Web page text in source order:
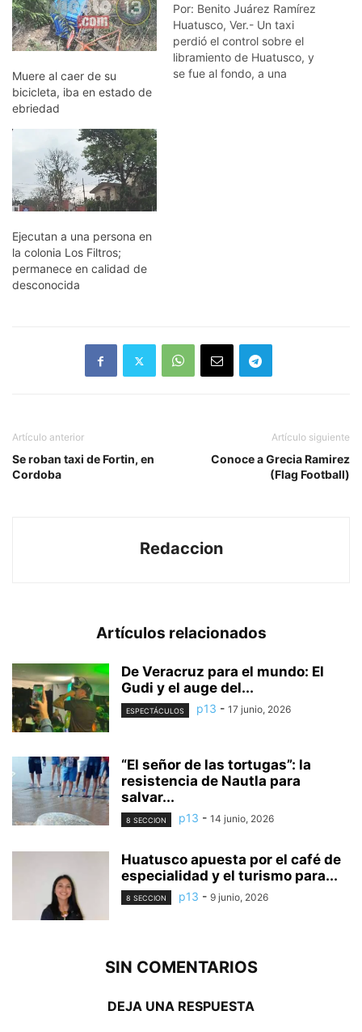
Muere al caer de su
bicicleta, iba en estado de
ebriedad
Por: Benito Juárez Ramírez
Huatusco, Ver.- Un taxi
perdió el control sobre el
libramiento de Huatusco, y
se fue al fondo, a una
Ejecutan a una persona en
la colonia Los Filtros;
permanece en calidad de
desconocida
Artículo anterior
Se roban taxi de Fortin, en
Cordoba
Artículo siguiente
Conoce a Grecia Ramirez
(Flag Football)
Redaccion
Artículos relacionados
De Veracruz para el mundo: El
Gudi y el auge del...
ESPECTÁCULOS p13 - 17 junio, 2026
“El señor de las tortugas”: la
resistencia de Nautla para
salvar...
8 SECCION p13 - 14 junio, 2026
Huatusco apuesta por el café de
especialidad y el turismo para...
8 SECCION p13 - 9 junio, 2026
SIN COMENTARIOS
DEJA UNA RESPUESTA